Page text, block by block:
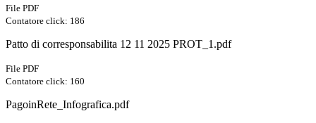
File PDF
Contatore click: 186
Patto di corresponsabilita 12 11 2025 PROT_1.pdf
File PDF
Contatore click: 160
PagoinRete_Infografica.pdf